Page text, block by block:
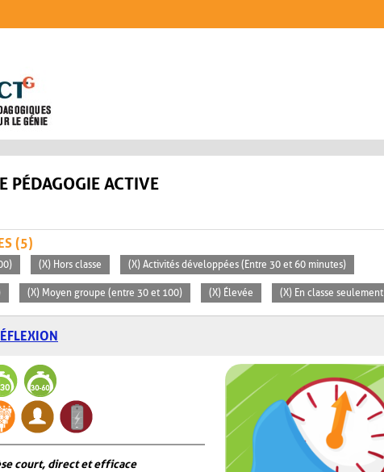
PÉDAGOGIE ACTIVE
(5)
(X) Hors classe (X) Activités développées (Entre 30 et 60 minutes)
(X) Moyen groupe (entre 30 et 100) (X) Élevée (X) En classe seulement
court, direct et efficace